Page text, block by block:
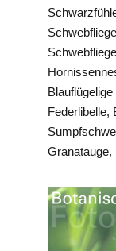
Federlibelle,
Granatauge,